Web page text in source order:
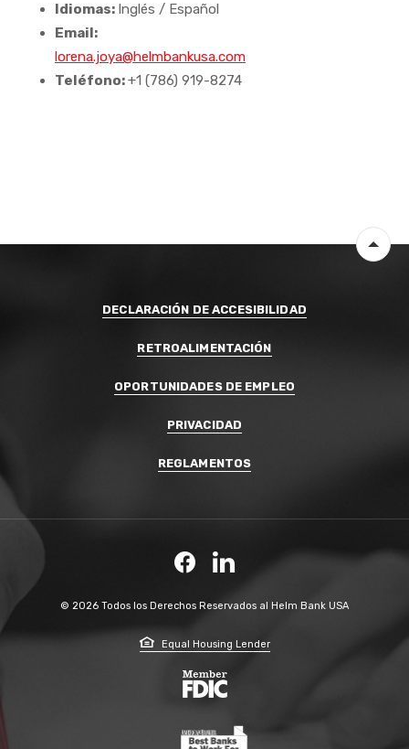
Idiomas: Inglés / Español
Email:
lorena.joya@helmbankusa.com
Teléfono:+1 (786) 919-8274
DECLARACIÓN DE ACCESIBILIDAD
RETROALIMENTACIÓN
OPORTUNIDADES DE EMPLEO
PRIVACIDAD
REGLAMENTOS
Facebook
LinkedIn
© 2026 Todos los Derechos Reservados al Helm Bank USA
Equal Housing Lender
Member FDIC